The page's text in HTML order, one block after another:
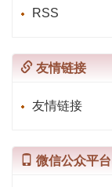
RSS
友情链接
友情链接
微信公众平台